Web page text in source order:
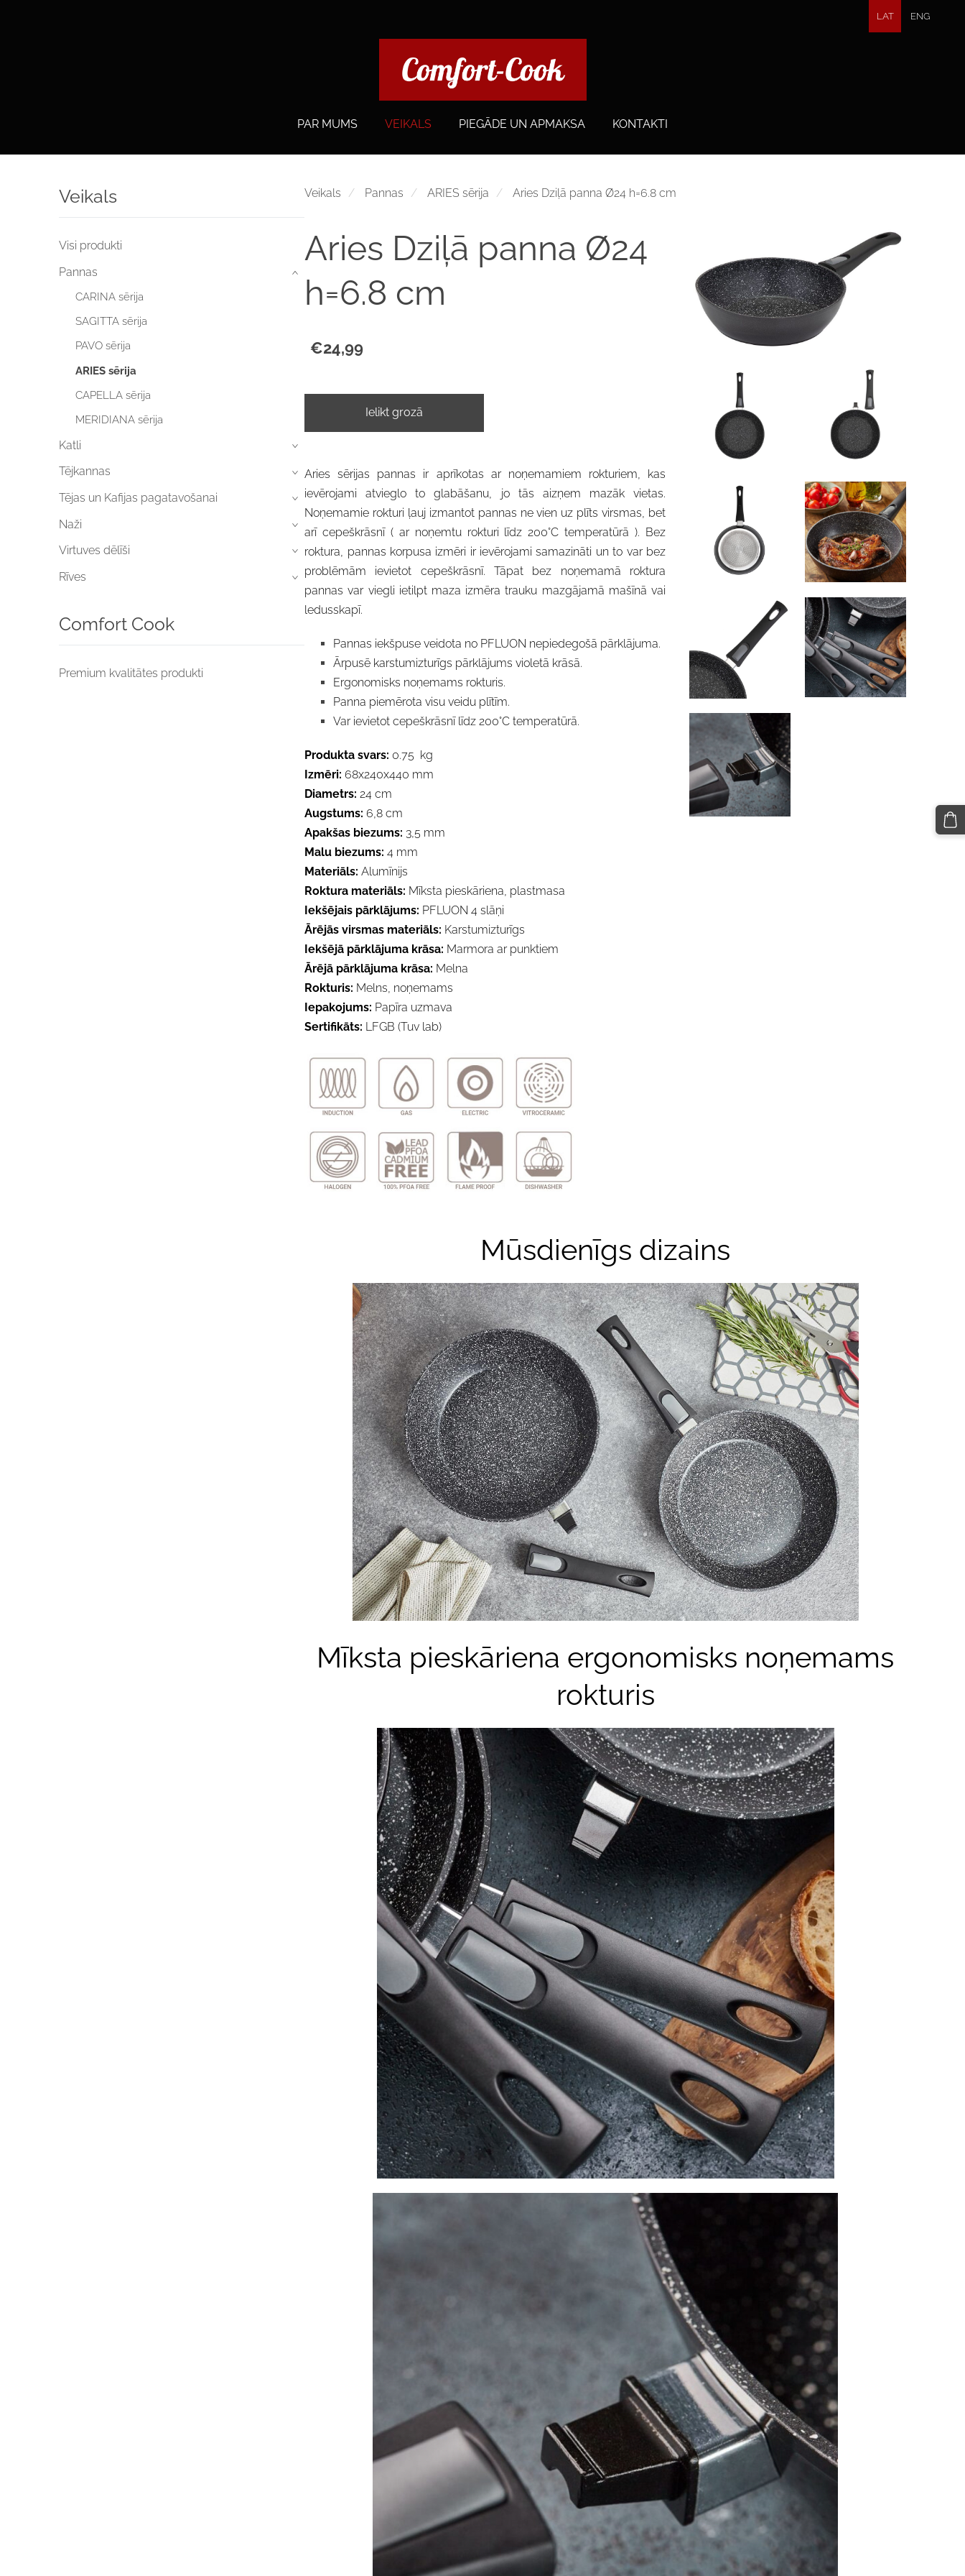
PAR MUMS VEIKALS PIEGĀDE UN APMAKSA KONTAKTI
LAT ENG
Veikals
Visi produkti
Pannas
CARINA sērija
SAGITTA sērija
PAVO sērija
ARIES sērija
CAPELLA sērija
MERIDIANA sērija
›
Katli ›
Tējkannas ›
Tējas un Kafijas pagatavošanai ›
Naži ›
Virtuves dēlīši ›
Rīves ›
Comfort Cook
Premium kvalitātes produkti
Veikals Pannas ARIES sērija Aries Dziļā panna Ø24 h=6.8 cm
Aries Dziļā panna Ø24
h=6.8 cm
€24,99
Ielikt grozā
Aries sērijas pannas ir aprīkotas ar noņemamiem rokturiem, kas
ievērojami atvieglo to glabāšanu, jo tās aizņem mazāk vietas.
Noņemamie rokturi ļauj izmantot pannas ne vien uz plīts virsmas, bet
arī cepeškrāsnī ( ar noņemtu rokturi līdz 200°C temperatūrā ). Bez
roktura, pannas korpusa izmēri ir ievērojami samazināti un to var bez
problēmām ievietot cepeškrāsnī. Tāpat bez noņemamā roktura
pannas var viegli ietilpt maza izmēra trauku mazgājamā mašīnā vai
ledusskapī.
Pannas iekšpuse veidota no PFLUON nepiedegošā pārklājuma.
Ārpusē karstumizturīgs pārklājums violetā krāsā.
Ergonomisks noņemams rokturis.
Panna piemērota visu veidu plītīm.
Var ievietot cepeškrāsnī līdz 200°C temperatūrā.
Produkta svars: 0.75 kg
Izmēri:68x240x440 mm
Diametrs: 24 cm
Augstums: 6,8 cm
Apakšas biezums: 3,5 mm
Malu biezums: 4 mm
Materiāls:Alumīnijs
Roktura materiāls: Mīksta pieskāriena, plastmasa
Iekšējais pārklājums: PFLUON 4 slāņi
Ārējās virsmas materiāls: Karstumizturīgs
Iekšējā pārklājuma krāsa: Marmora ar punktiem
Ārējā pārklājuma krāsa: Melna
Rokturis: Melns, noņemams
Iepakojums: Papīra uzmava
Sertifikāts: LFGB (Tuv lab)
Mūsdienīgs dizains
Mīksta pieskāriena ergonomisks noņemams
rokturis